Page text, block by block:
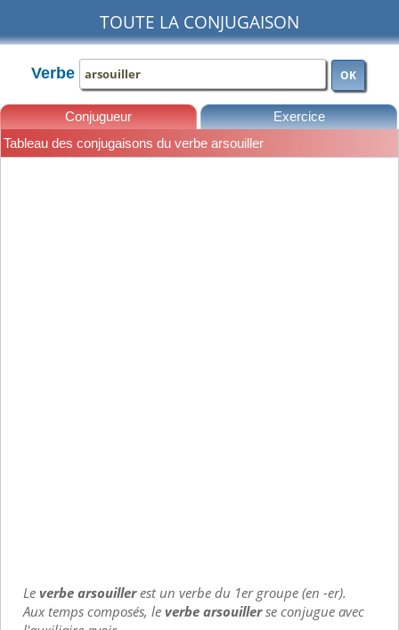
TOUTE LA CONJUGAISON
Verbe OK
Conjugueur Exercice
Tableau des conjugaisons du verbe arsouiller
Leverbe arsouillerest un verbe du 1er groupe (en -er).
Aux temps composés, leverbe arsouillerse conjugue avec